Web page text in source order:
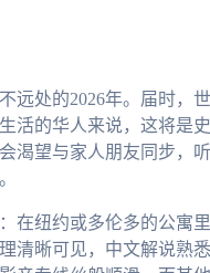
远处的2026年。届时，
活的华人来说，这将是
渴望与家人朋友同步，
在纽约或多伦多的公寓
清晰可见，中文解说熟